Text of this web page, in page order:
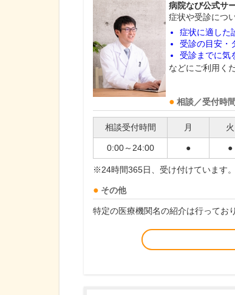
病院なび公式サ
症状や受診につ
症状に適した
受診の目安・
受診までに気
などにご利用く
相談／受付時間
相談受付時間 月 火
0:00～24:00 ● ●
※24時間365日、受け付けています
その他
特定の医療機関名の紹介は行ってお